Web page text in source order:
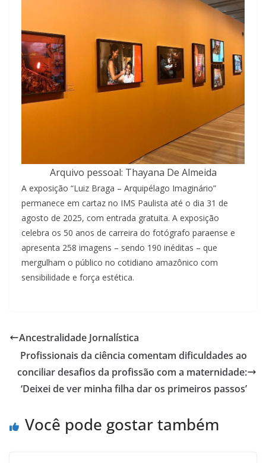
Arquivo pessoal: Thayana De Almeida
A exposição “Luiz Braga – Arquipélago Imaginário”
permanece em cartaz no IMS Paulista até o dia 31 de
agosto de 2025, com entrada gratuita. A exposição
celebra os 50 anos de carreira do fotógrafo paraense e
apresenta 258 imagens – sendo 190 inéditas – que
mergulham o público no cotidiano amazônico com
sensibilidade e força estética.
Ancestralidade Jornalística
Profissionais da ciência comentam dificuldades ao
conciliar desafios da profissão com a maternidade:
‘Deixei de ver minha filha dar os primeiros passos’
Você pode gostar também